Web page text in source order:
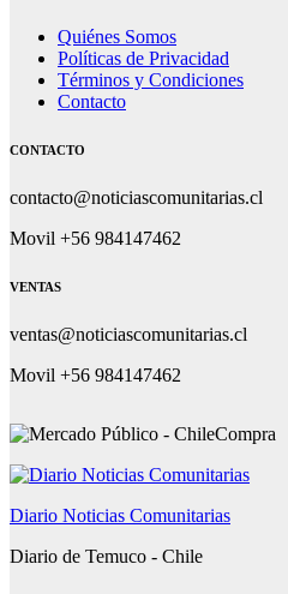
Quiénes Somos
Políticas de Privacidad
Términos y Condiciones
Contacto
CONTACTO
contacto@noticiascomunitarias.cl
Movil +56 984147462
VENTAS
ventas@noticiascomunitarias.cl
Movil +56 984147462
Diario Noticias Comunitarias
Diario de Temuco - Chile